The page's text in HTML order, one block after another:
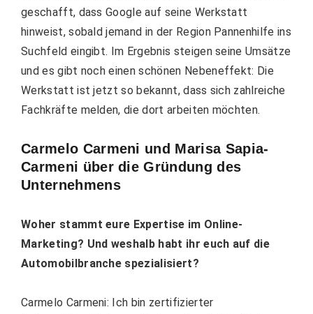
geschafft, dass Google auf seine Werkstatt
hinweist, sobald jemand in der Region Pannenhilfe ins
Suchfeld eingibt. Im Ergebnis steigen seine Umsätze
und es gibt noch einen schönen Nebeneffekt: Die
Werkstatt ist jetzt so bekannt, dass sich zahlreiche
Fachkräfte melden, die dort arbeiten möchten.
Carmelo Carmeni und Marisa Sapia-
Carmeni über die Gründung des
Unternehmens
Woher stammt eure Expertise im Online-
Marketing? Und weshalb habt ihr euch auf die
Automobilbranche spezialisiert?
Carmelo Carmeni: Ich bin zertifizierter